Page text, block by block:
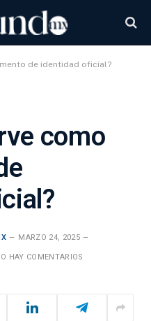
de identidad oficial?
como
MARZO 24, 2025
HAY COMENTARIOS